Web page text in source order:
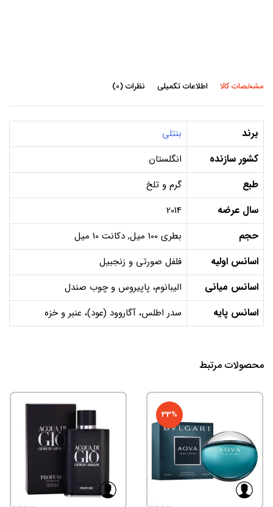
مشخصات کالا اطلاعات تکمیلی نظرات (0)
برند بنتلی
کشور سازنده انگلستان
طبع گرم و تلخ
سال عرضه 2014
حجم بطری 100 میل, دکانت 10 میل
اسانس اولیه فلفل صورتی و زنجبیل
اسانس میانی الیبانوم، پاپیروس و چوب صندل
اسانس پایه سدر اطلس، آگاروود (عود)، عنبر و خزه
محصولات مرتبط
33%